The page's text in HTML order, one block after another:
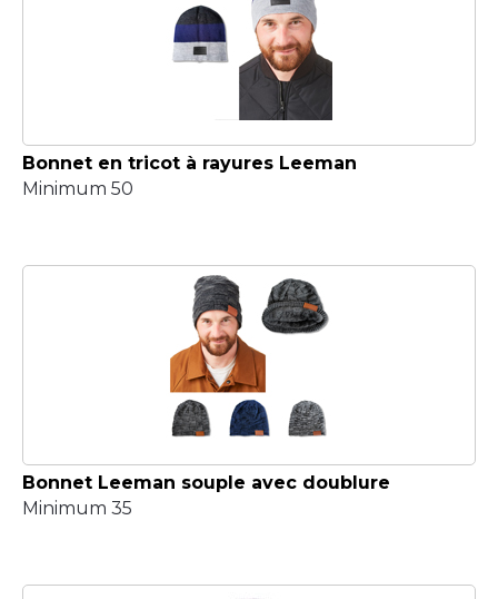
Bonnet en tricot à rayures Leeman
Minimum 50
Bonnet Leeman souple avec doublure
Minimum 35